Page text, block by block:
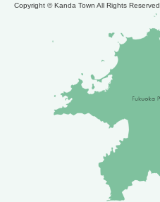
Copyright © Kanda Town All Rights Reserved.